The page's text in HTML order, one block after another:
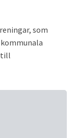
som
till